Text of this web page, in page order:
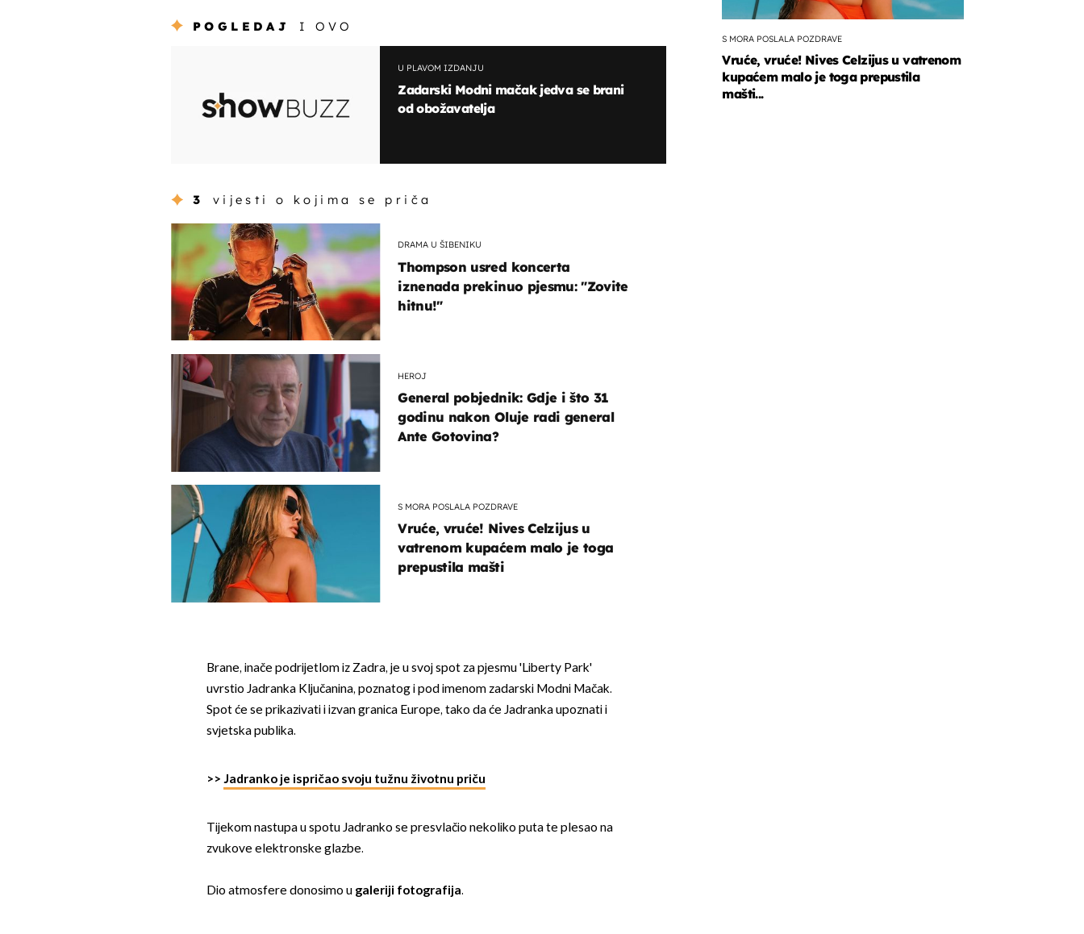
POGLEDAJ I OVO
U PLAVOM IZDANJU
Zadarski Modni mačak jedva se brani
od obožavatelja
3 vijesti o kojima se priča
DRAMA U ŠIBENIKU
Thompson usred koncerta
iznenada prekinuo pjesmu: "Zovite
hitnu!"
HEROJ
General pobjednik: Gdje i što 31
godinu nakon Oluje radi general
Ante Gotovina?
S MORA POSLALA POZDRAVE
Vruće, vruće! Nives Celzijus u
vatrenom kupaćem malo je toga
prepustila mašti
Brane, inače podrijetlom iz Zadra, je u svoj spot za pjesmu 'Liberty Park'
uvrstio Jadranka Ključanina, poznatog i pod imenom zadarski Modni Mačak.
Spot će se prikazivati i izvan granica Europe, tako da će Jadranka upoznati i
svjetska publika.
>> Jadranko je ispričao svoju tužnu životnu priču
Tijekom nastupa u spotu Jadranko se presvlačio nekoliko puta te plesao na
zvukove elektronske glazbe.
Dio atmosfere donosimo u galeriji fotografija.
S MORA POSLALA POZDRAVE
Vruće, vruće! Nives Celzijus u vatrenom
kupaćem malo je toga prepustila
mašti...